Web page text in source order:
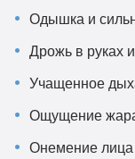
Одышка и
Дрожь в руках
Учащенное
Ощущение
Онемение лица